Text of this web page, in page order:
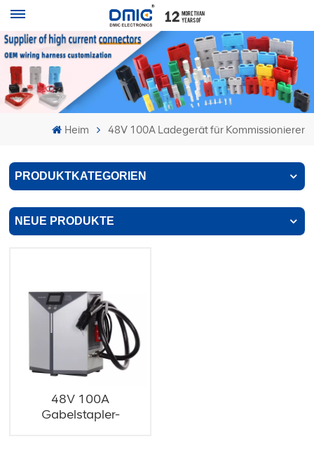
Heim 48V 100A Ladegerät für Kommissionierer
PRODUKTKATEGORIEN
NEUE PRODUKTE
48V 100A
Gabelstapler-